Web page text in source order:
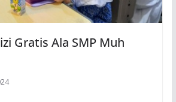
Gratis Ala SMP Muh